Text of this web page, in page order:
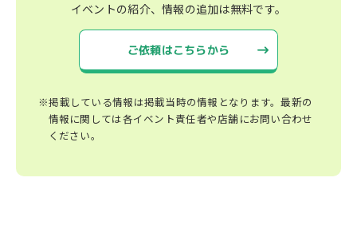
イベントの紹介、情報の追加は無料です。
ご依頼はこちらから
※掲載している情報は掲載当時の情報となります。最新の
情報に関しては各イベント責任者や店舗にお問い合わせ
ください。